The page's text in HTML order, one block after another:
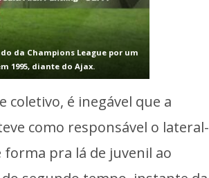
da Champions League por um
1995, diante do Ajax.
é inegável que a
como responsável o lateral-
pra lá de juvenil ao